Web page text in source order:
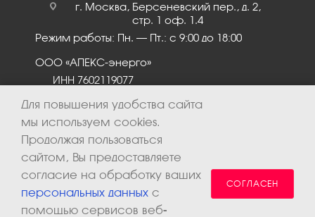
г. Москва, Берсеневский пер., д. 2,
стр. 1 оф. 1.4
Режим работы: Пн. – Пт.: с 9:00 до 18:00
ООО «АПЕКС-энерго»
ИНН 7602119077
Для повышения удобства сайта
мы используем cookies.
Продолжая пользоваться
сайтом, Вы предоставляете
согласие на обработку ваших
персональных данных с
помощью сервисов веб-
СОГЛАСЕН